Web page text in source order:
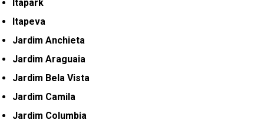
Itapark
Itapeva
Jardim Anchieta
Jardim Araguaia
Jardim Bela Vista
Jardim Camila
Jardim Columbia